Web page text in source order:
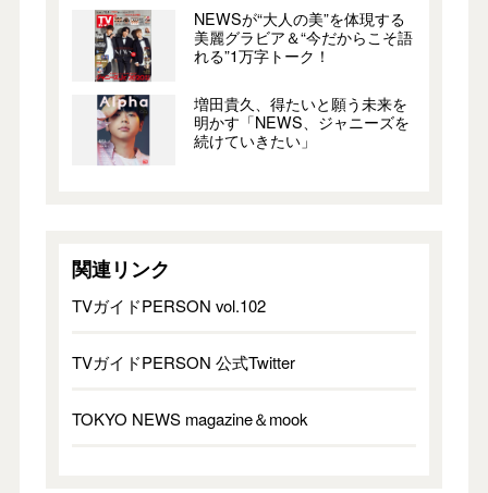
NEWSが“大人の美”を体現する
美麗グラビア＆“今だからこそ語
れる”1万字トーク！
増田貴久、得たいと願う未来を
明かす「NEWS、ジャニーズを
続けていきたい」
関連リンク
TVガイドPERSON vol.102
TVガイドPERSON 公式Twitter
TOKYO NEWS magazine＆mook